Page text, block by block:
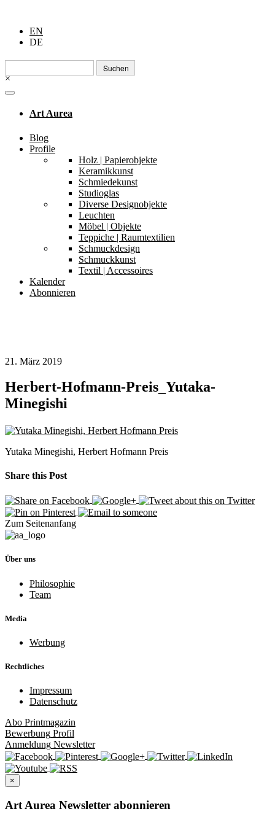
EN
DE
Suchen
nach:
×
Art Aurea
Blog
Profile
Holz | Papierobjekte
Keramikkunst
Schmiedekunst
Studioglas
Diverse Designobjekte
Leuchten
Möbel | Objekte
Teppiche | Raumtextilien
Schmuckdesign
Schmuckkunst
Textil | Accessoires
Kalender
Abonnieren
21. März 2019
Herbert-Hofmann-Preis_Yutaka-
Minegishi
Yutaka Minegishi, Herbert Hofmann Preis
Share this Post
Zum Seitenanfang
Über uns
Philosophie
Team
Media
Werbung
Rechtliches
Impressum
Datenschutz
Abo Printmagazin
Bewerbung Profil
Anmeldung Newsletter
×
Art Aurea Newsletter abonnieren